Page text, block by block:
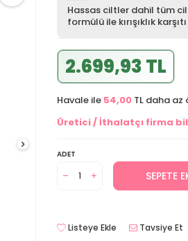
Hassas ciltler dahil tüm
formülü ile kırışıklık
2.699,93 TL
Havale ile 54,00 TL daha az
Üretici / İthalatçı firma
ADET
SEPETE
Listeye Ekle Tavsiye Et